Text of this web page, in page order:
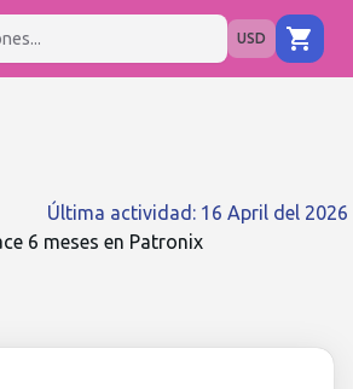
USD
Última actividad : 16 April del 2026
6 meses en Patronix